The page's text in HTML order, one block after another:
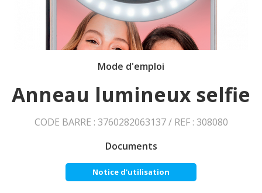
Mode d'emploi
Anneau lumineux selfie
CODE BARRE : 3760282063137 / REF : 308080
Documents
Notice d'utilisation